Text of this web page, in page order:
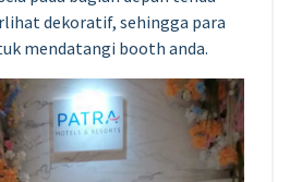
dekoratif, sehingga para
mendatangi booth anda.